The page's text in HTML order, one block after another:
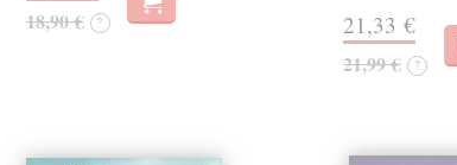
18,90 € ? 21,33 €
21,99 € ?